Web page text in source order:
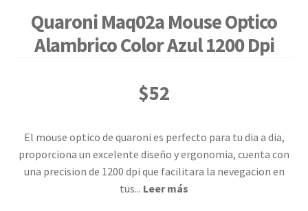
Quaroni Maq02a Mouse Optico
Alambrico Color Azul 1200 Dpi
$52
El mouse optico de quaroni es perfecto para tu dia a dia,
proporciona un excelente diseño y ergonomia, cuenta con
una precision de 1200 dpi que facilitara la nevegacion en
tus... Leer más